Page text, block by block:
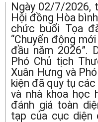
Ngày 02/7/2026,
Hội đồng Hòa
chức buổi Tọa
“Chuyển động
đầu năm 2026”.
Phó Chủ tịch
Xuân Hưng và
kiện đã quy tụ các
và nhà khoa học
đánh giá toàn
tạp của cục diện